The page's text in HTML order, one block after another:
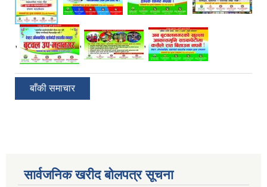
, , ,
बाँकी समाचार
सार्वजनिक खरीद बोलपत्र सूचना